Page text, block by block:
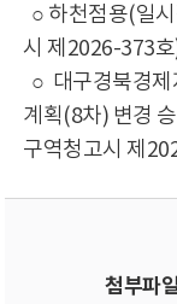
○ 하천점용(일
시 제2026-373
○ 대구경북경제
계획(8차) 변경
구역청고시 제
첨부파